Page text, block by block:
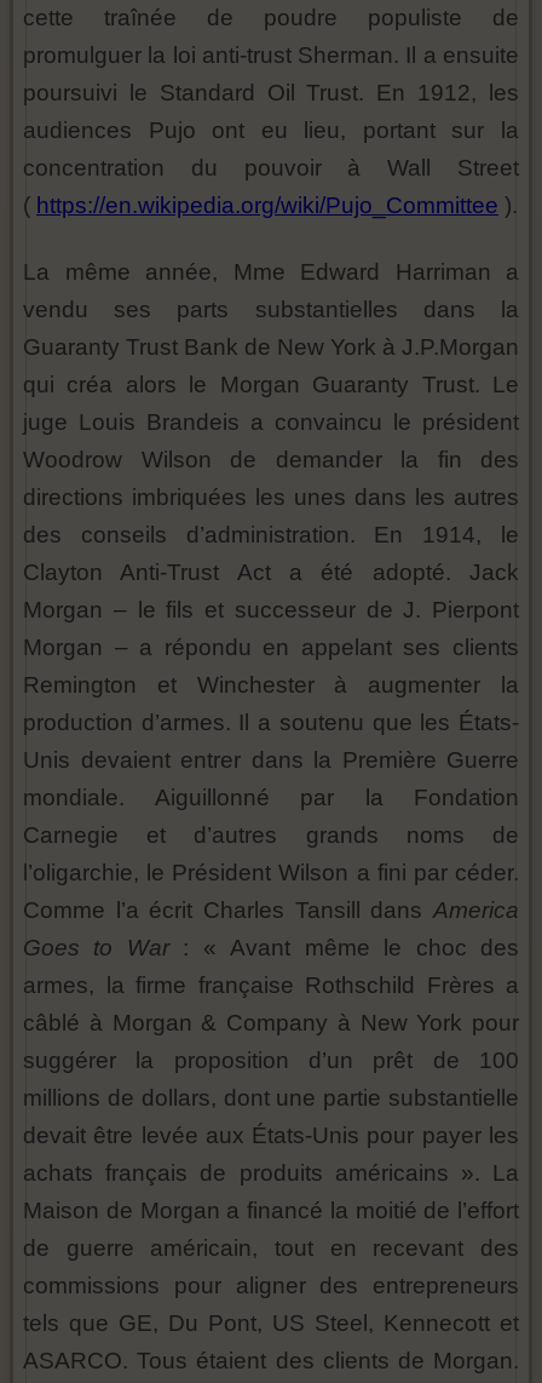
cette traînée de poudre populiste de
promulguer la loi anti-trust Sherman. Il a ensuite
poursuivi le Standard Oil Trust. En 1912, les
audiences Pujo ont eu lieu, portant sur la
concentration du pouvoir à Wall Street
( https://en.wikipedia.org/wiki/Pujo_Committee ).
La même année, Mme Edward Harriman a
vendu ses parts substantielles dans la
Guaranty Trust Bank de New York à J.P.Morgan
qui créa alors le Morgan Guaranty Trust. Le
juge Louis Brandeis a convaincu le président
Woodrow Wilson de demander la fin des
directions imbriquées les unes dans les autres
des conseils d’administration. En 1914, le
Clayton Anti-Trust Act a été adopté. Jack
Morgan – le fils et successeur de J. Pierpont
Morgan – a répondu en appelant ses clients
Remington et Winchester à augmenter la
production d’armes. Il a soutenu que les États-
Unis devaient entrer dans la Première Guerre
mondiale. Aiguillonné par la Fondation
Carnegie et d’autres grands noms de
l’oligarchie, le Président Wilson a fini par céder.
Comme l’a écrit Charles Tansill dans America
Goes to War: « Avant même le choc des
armes, la firme française Rothschild Frères a
câblé à Morgan & Company à New York pour
suggérer la proposition d’un prêt de 100
millions de dollars, dont une partie substantielle
devait être levée aux États-Unis pour payer les
achats français de produits américains ». La
Maison de Morgan a financé la moitié de l’effort
de guerre américain, tout en recevant des
commissions pour aligner des entrepreneurs
tels que GE, Du Pont, US Steel, Kennecott et
ASARCO. Tous étaient des clients de Morgan.